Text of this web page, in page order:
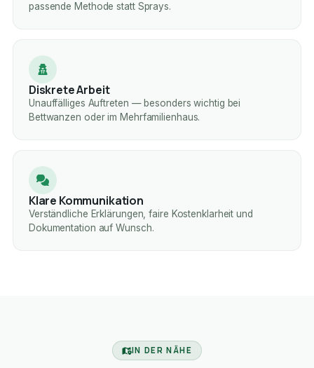
passende Methode statt Sprays.
Diskrete Arbeit
Unauffälliges Auftreten — besonders wichtig bei
Bettwanzen oder im Mehrfamilienhaus.
Klare Kommunikation
Verständliche Erklärungen, faire Kostenklarheit und
Dokumentation auf Wunsch.
IN DER NÄHE